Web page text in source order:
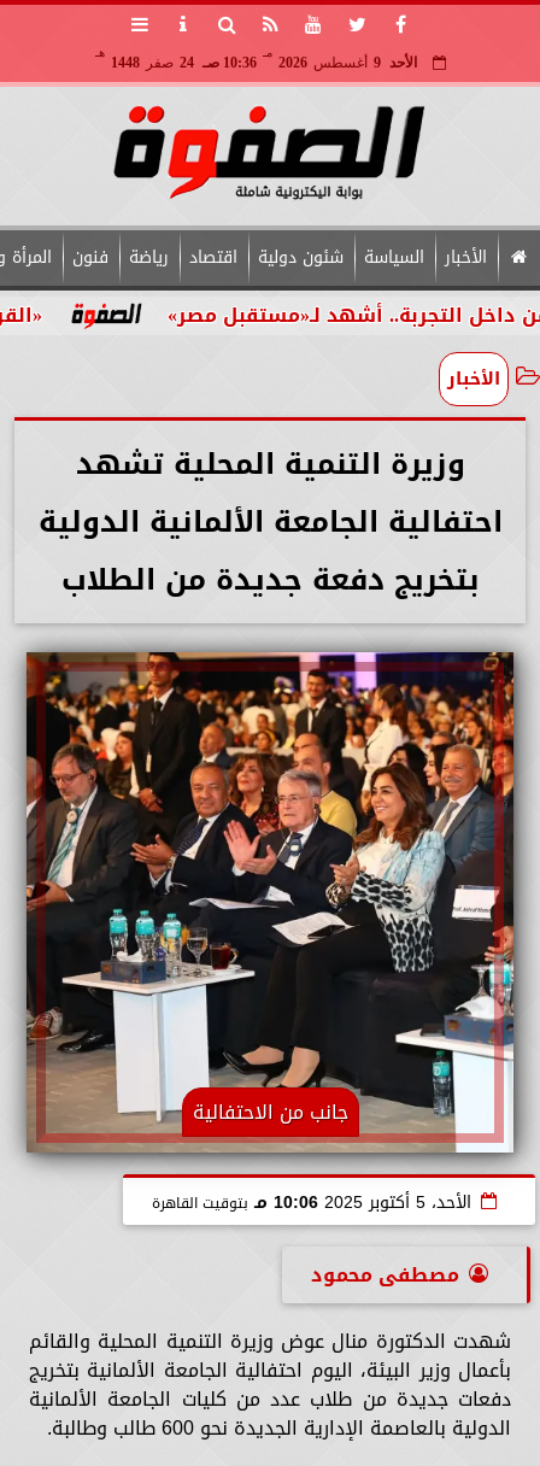
الأحد 9 أغسطس 2026
مـ
10:36 صـ 24 صفر 1448
هـ
الأخبار السياسة شئون دولية اقتصاد رياضة فنون
«القومي أشهد لـ«مستقبل مصر»
الأخبار
وزيرة التنمية المحلية تشهد
احتفالية الجامعة الألمانية الدولية
بتخريج دفعة جديدة من الطلاب
جانب من الاحتفالية
الأحد، 5 أكتوبر 2025 10:06 مـ بتوقيت القاهرة
مصطفى محمود
شهدت الدكتورة منال عوض وزيرة التنمية المحلية والقائم
بأعمال وزير البيئة، اليوم احتفالية الجامعة الألمانية بتخريج
دفعات جديدة من طلاب عدد من كليات الجامعة الألمانية
الدولية بالعاصمة الإدارية الجديدة نحو 600 طالب وطالبة.